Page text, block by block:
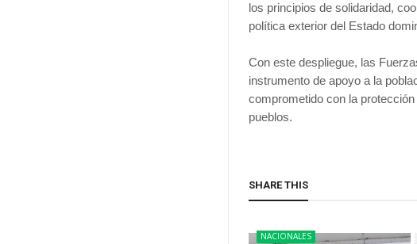
los principios de solidaridad,
política exterior del Estado
Con este despliegue, las
instrumento de apoyo a la
comprometido con la
pueblos.
SHARE THIS
NACIONALES